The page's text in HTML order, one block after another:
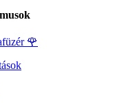
🌹